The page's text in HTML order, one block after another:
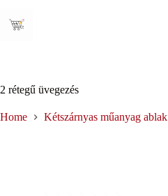
content
2 rétegű üvegezés
Home Kétszárnyas műanyag ablak